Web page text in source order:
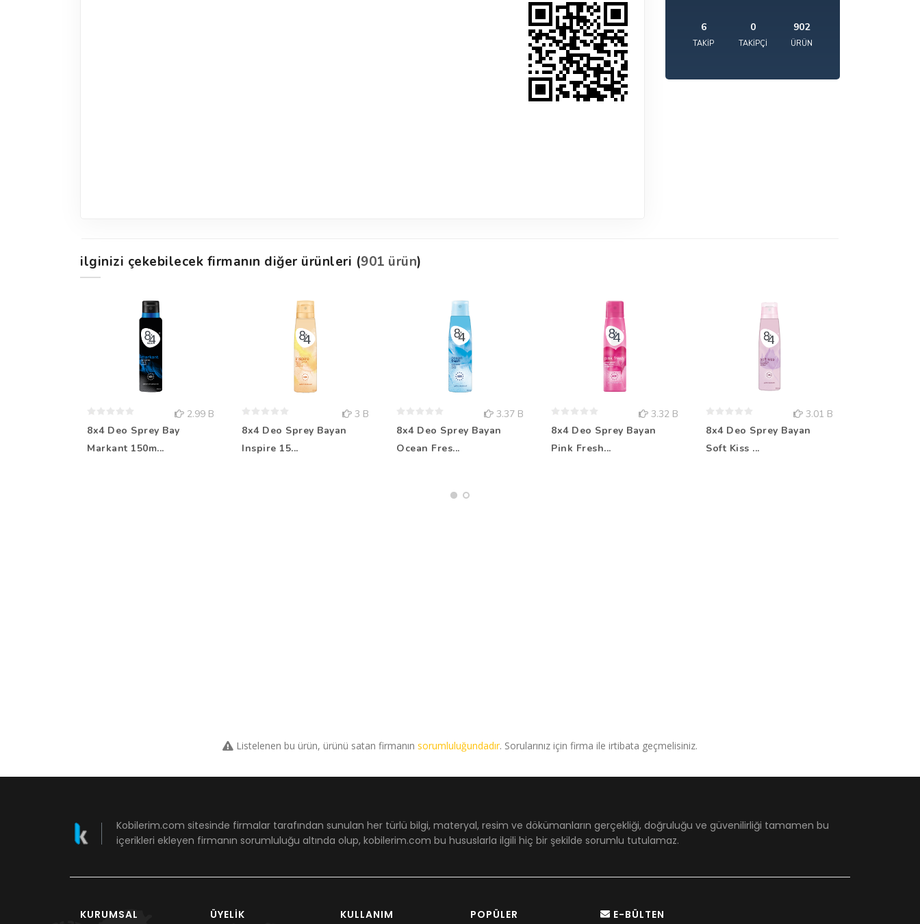
6
TAKIP
0
TAKIPÇI
902
ÜRÜN
ilginizi çekebilecek firmanın diğer ürünleri (901 ürün)
2.99 B
8x4 Deo Sprey Bay
Markant 150m...
3 B
8x4 Deo Sprey Bayan
Inspire 15...
3.37 B
8x4 Deo Sprey Bayan
Ocean Fres...
3.32 B
8x4 Deo Sprey Bayan
Pink Fresh...
3.01 B
8x4 Deo Sprey Bayan
Soft Kiss ...
Listelenen bu ürün, ürünü satan firmanın sorumluluğundadır. Sorularınız için firma ile irtibata geçmelisiniz.
Kobilerim.com sitesinde firmalar tarafından sunulan her türlü bilgi, materyal, resim ve dökümanların gerçekliği, doğruluğu ve güvenilirliği tamamen bu
içerikleri ekleyen firmanın sorumluluğu altında olup, kobilerim.com bu hususlarla ilgili hiç bir şekilde sorumlu tutulamaz.
KURUMSAL ÜYELIK KULLANIM POPÜLER E-BÜLTEN